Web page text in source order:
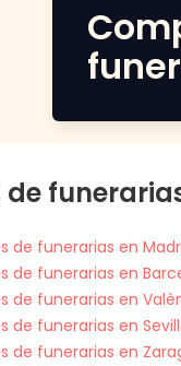
de
de funerarias en
de funerarias en
de funerarias en
de funerarias en
de funerarias en